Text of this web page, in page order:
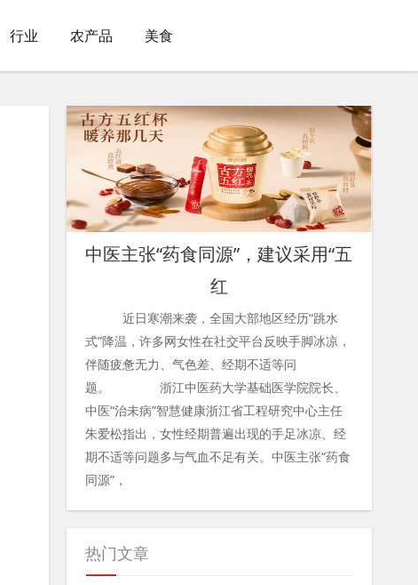
行业 农产品 美食
中医主张“药食同源”，建议采用“五
红
近日寒潮来袭，全国大部地区经历“跳水
式”降温，许多网女性在社交平台反映手脚冰凉，
伴随疲惫无力、气色差、经期不适等问
题。 浙江中医药大学基础医学院院长、
中医“治未病”智慧健康浙江省工程研究中心主任
朱爱松指出，女性经期普遍出现的手足冰凉、经
期不适等问题多与气血不足有关。中医主张“药食
同源”，
热门文章